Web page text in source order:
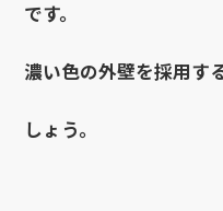
です。
濃い色の外壁を採用す
しょう。